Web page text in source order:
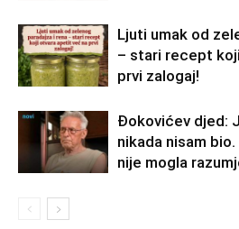
Ljuti umak od
– stari recept
prvi zalogaj!
Đokovićev djed:
nikada nisam
nije mogla